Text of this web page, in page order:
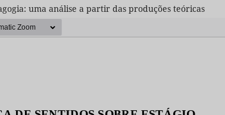
uma análise a partir das produções teóricas